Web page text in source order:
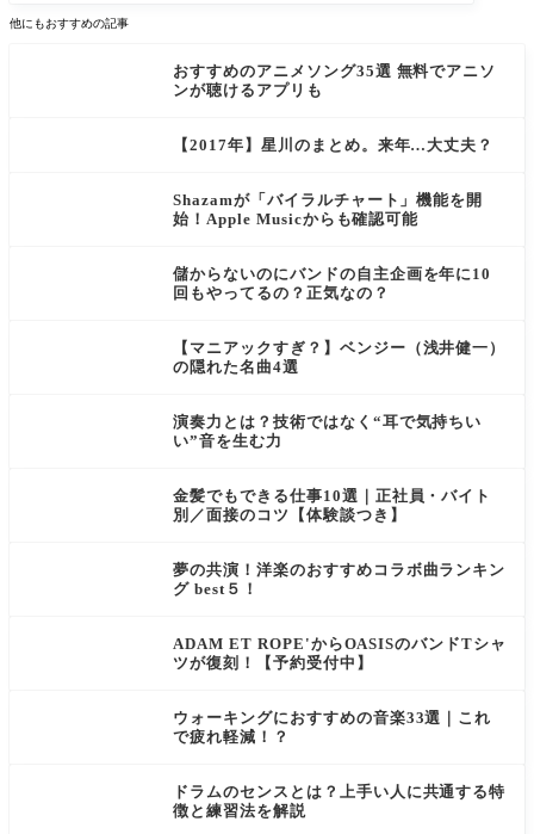
他にもおすすめの記事
おすすめのアニメソング35選 無料でアニソ
ンが聴けるアプリも
【2017年】星川のまとめ。来年…大丈夫？
Shazamが「バイラルチャート」機能を開
始！Apple Musicからも確認可能
儲からないのにバンドの自主企画を年に10
回もやってるの？正気なの？
【マニアックすぎ？】ベンジー（浅井健一）
の隠れた名曲4選
演奏力とは？技術ではなく“耳で気持ちい
い”音を生む力
金髪でもできる仕事10選｜正社員・バイト
別／面接のコツ【体験談つき】
夢の共演！洋楽のおすすめコラボ曲ランキン
グ best５！
ADAM ET ROPE'からOASISのバンドTシャ
ツが復刻！【予約受付中】
ウォーキングにおすすめの音楽33選｜これ
で疲れ軽減！？
ドラムのセンスとは？上手い人に共通する特
徴と練習法を解説